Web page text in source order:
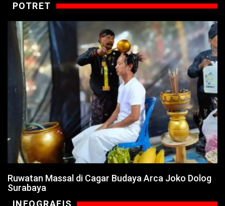
POTRET
Ruwatan Massal di Cagar Budaya Arca Joko Dolog
Surabaya
INFOGRAFIS